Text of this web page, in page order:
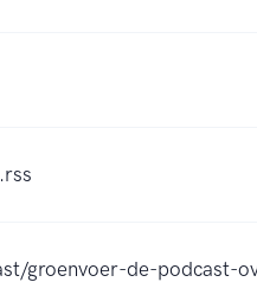
groenvoer-de-podcast-